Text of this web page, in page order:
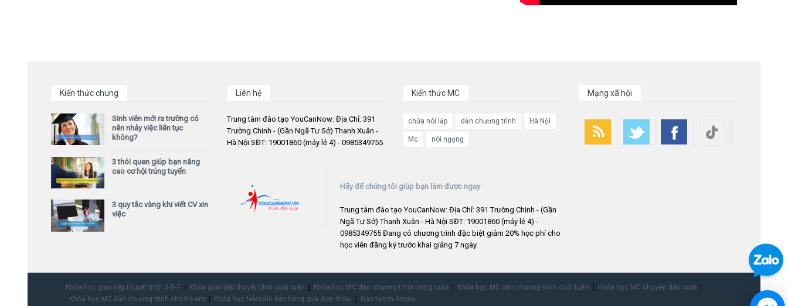
Kiến thức chung
Sinh viên mới ra trường có
nên nhảy việc liên tục
không?
3 thói quen giúp bạn nâng
cao cơ hội trúng tuyển
3 quy tắc vàng khi viết CV xin
việc
Liên hệ
Trung tâm đào tạo YouCanNow: Địa Chỉ: 391
Trường Chinh - (Gần Ngã Tư Sở) Thanh Xuân -
Hà Nội SĐT: 19001860 (máy lẻ 4) - 0985349755
Kiến thức MC
chữa nói lắp dẫn chương trình Hà Nội
Mc nói ngọng
Mạng xã hội
Hãy để chúng tôi giúp bạn làm được ngay
Trung tâm đào tạo YouCanNow: Địa Chỉ: 391 Trường Chinh - (Gần
Ngã Tư Sở) Thanh Xuân - Hà Nội SĐT: 19001860 (máy lẻ 4) -
0985349755 Đang có chương trình đặc biệt giảm 20% học phí cho
học viên đăng ký trước khai giảng 7 ngày.
Khóa học giao tiếp thuyết trình 3-5-7 Khóa giao tiếp thuyết trình cuối tuần Khóa học MC dẫn chương trình trong tuần Khóa học MC dẫn chương trình cuối tuần
Khóa học MC chuyên dẫn cưới
Khóa học MC dẫn chương trình cho trẻ em
Khóa học telesale bán hàng qua điện thoại Đào tạo In-house